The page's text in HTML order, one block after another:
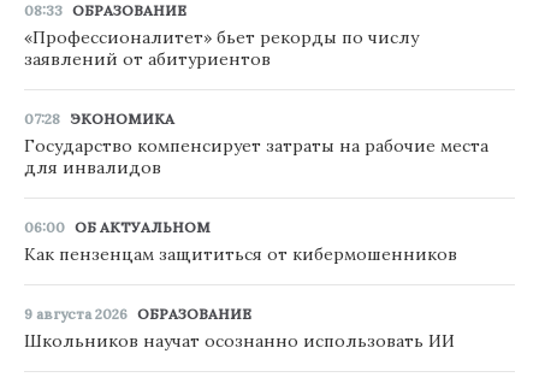
08:33 ОБРАЗОВАНИЕ
«Профессионалитет» бьет рекорды по числу
заявлений от абитуриентов
07:28 ЭКОНОМИКА
Государство компенсирует затраты на рабочие места
для инвалидов
06:00 ОБ АКТУАЛЬНОМ
Как пензенцам защититься от кибермошенников
9 августа 2026 ОБРАЗОВАНИЕ
Школьников научат осознанно использовать ИИ